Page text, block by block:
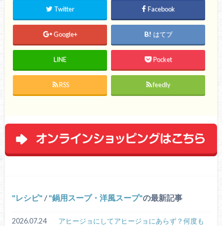
Twitter Facebook
Google+ はてブ
LINE Pocket
RSS feedly
レシピ / 鍋用スープ・洋風スープ の最新記事
2026.07.24
アヒージョにしてアヒージョにあらず？何度も